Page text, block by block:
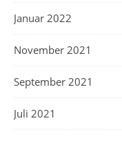
Januar 2022
November 2021
September 2021
Juli 2021